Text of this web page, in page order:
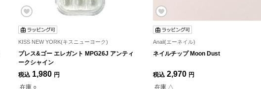
KISS NEW YORK(キスニューヨーク)
プレス&ゴー エレガント MPG26J アンティ
ークシャイン
税込 1,980 円
在庫 ○
Anail(エーネイル)
ネイルチップ Moon Dust
税込 2,970 円
在庫 △